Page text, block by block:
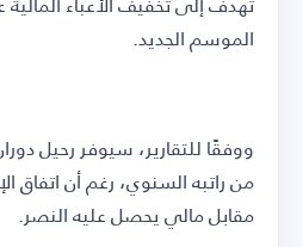
الموسم الجديد.
من راتبه السنوي، رغم أن اتفاق
مقابل مالي يحصل عليه النصر.